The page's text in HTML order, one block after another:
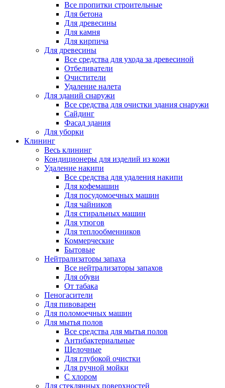
Все пропитки строительные
Для бетона
Для древесины
Для камня
Для кирпича
Для древесины
Все средства для ухода за древесиной
Отбеливатели
Очистители
Удаление налета
Для зданий снаружи
Все средства для очистки здания снаружи
Сайдинг
Фасад здания
Для уборки
Клининг
Весь клининг
Кондиционеры для изделий из кожи
Удаление накипи
Все средства для удаления накипи
Для кофемашин
Для посудомоечных машин
Для чайников
Для стиральных машин
Для утюгов
Для теплообменников
Коммерческие
Бытовые
Нейтрализаторы запаха
Все нейтрализаторы запахов
Для обуви
От табака
Пеногасители
Для пивоварен
Для поломоечных машин
Для мытья полов
Все средства для мытья полов
Антибактериальные
Щелочные
Для глубокой очистки
Для ручной мойки
С хлором
Для стеклянных поверхностей